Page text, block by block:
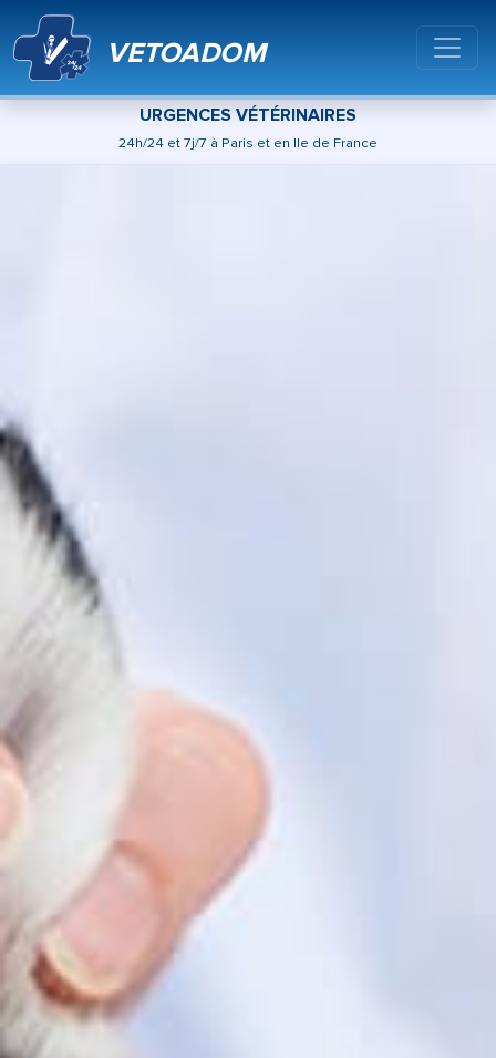
VETOADOM
URGENCES VÉTÉRINAIRES
24h/24 et 7j/7 à Paris et en Ile de France